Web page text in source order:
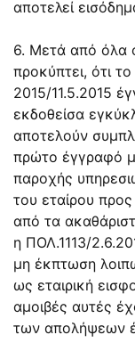
αποτελεί
6. Μετά από όλα
προκύπτει, ότι
2015/11.5.2015
εκδοθείσα
αποτελούν
πρώτο έγγραφό
παροχής
του εταίρου προς
από τα
η ΠΟΛ.1113/
μη έκπτωση
ως εταιρική
αμοιβές αυτές
των απολήψεων